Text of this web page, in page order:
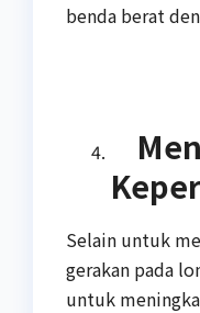
benda berat
Selain untuk
gerakan pada
untuk